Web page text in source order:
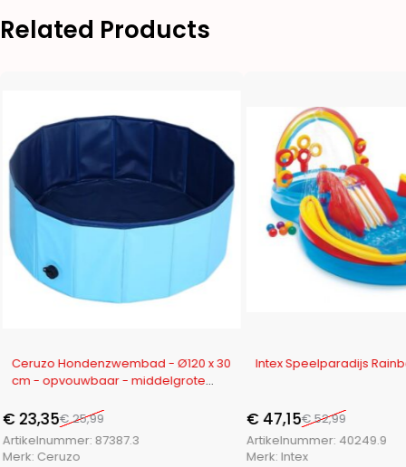
Related Products
-10%
Ceruzo Hondenzwembad - Ø120 x 30
cm - opvouwbaar - middelgrote
€25,99
€23,35
Artikelnummer: 87387.3
Merk: Ceruzo
-11%
Intex Speelparadijs
€52,99
€47,15
Artikelnummer: 40249.9
Merk: Intex